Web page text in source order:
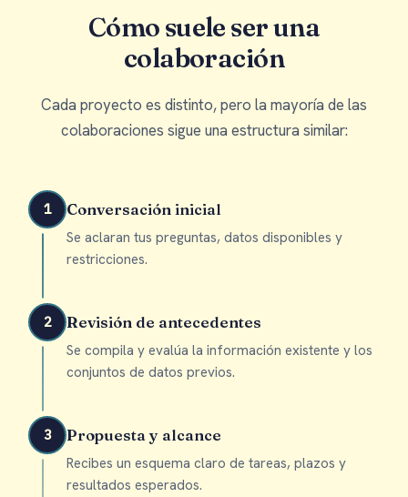
Cómo suele ser una
colaboración
Cada proyecto es distinto, pero la mayoría de las
colaboraciones sigue una estructura similar:
1
Conversación inicial
Se aclaran tus preguntas, datos disponibles y
restricciones.
2
Revisión de antecedentes
Se compila y evalúa la información existente y los
conjuntos de datos previos.
3
Propuesta y alcance
Recibes un esquema claro de tareas, plazos y
resultados esperados.